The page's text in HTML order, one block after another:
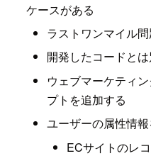
ケースがある
ラストワンマイル
開発したコードと
ウェブマーケティ
プトを追加する
ユーザーの属性情
ECサイトのレ